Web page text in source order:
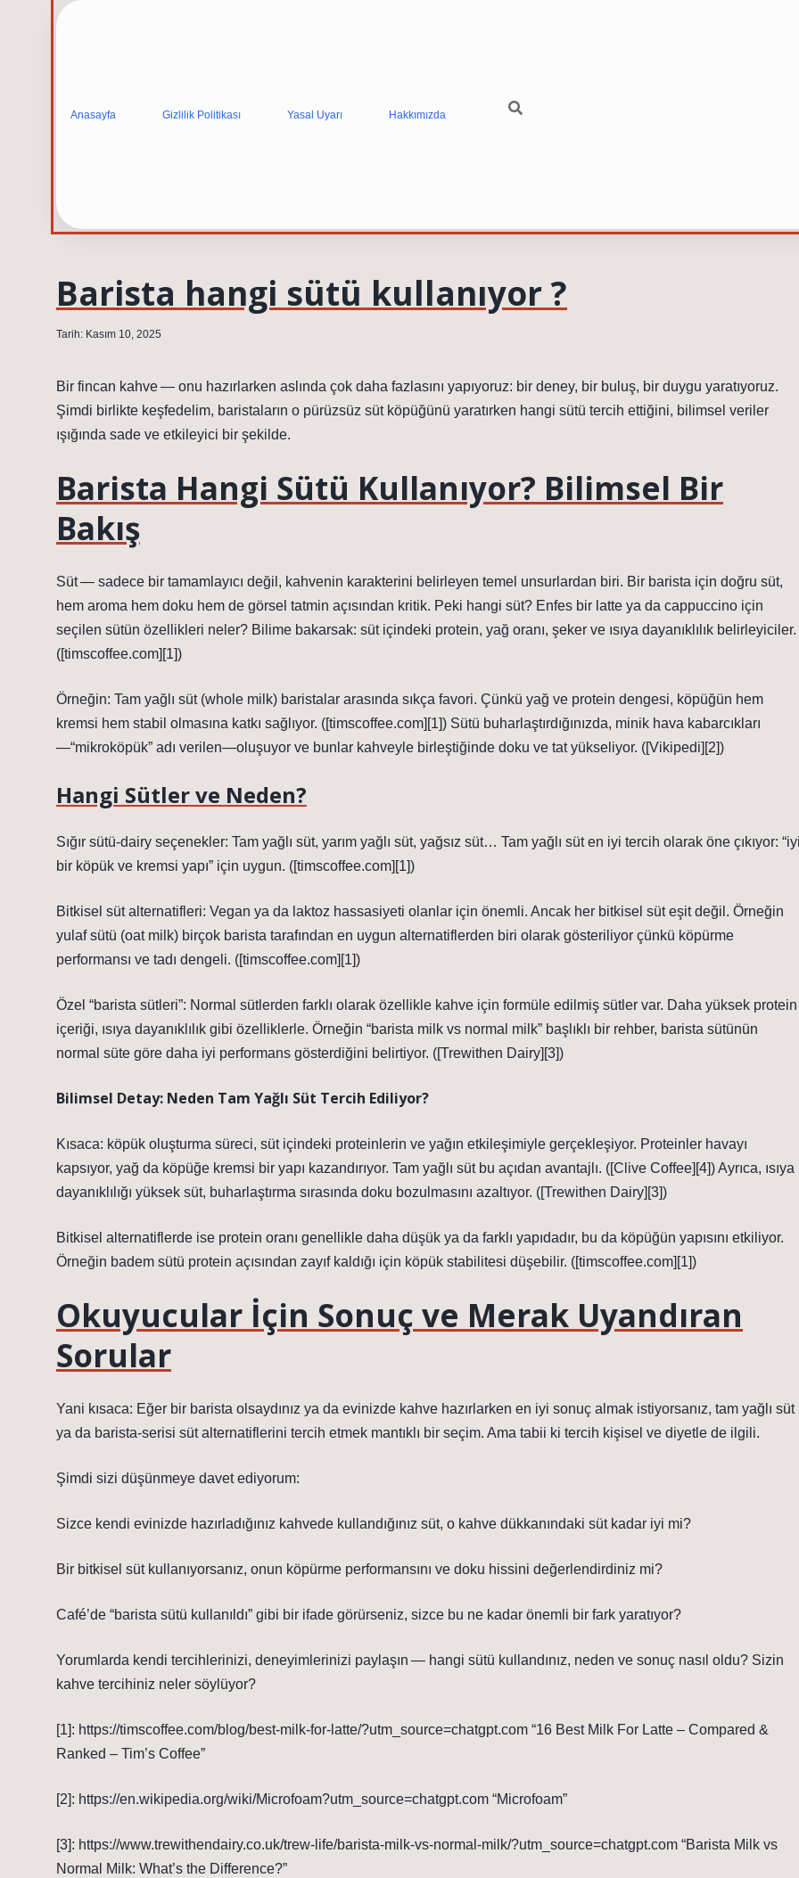
Anasayfa Gizlilik Politikası Yasal Uyarı Hakkımızda
Barista hangi sütü kullanıyor ?
Tarih: Kasım 10, 2025
Bir fincan kahve — onu hazırlarken aslında çok daha fazlasını yapıyoruz: bir deney, bir buluş, bir duygu yaratıyoruz.
Şimdi birlikte keşfedelim, baristaların o pürüzsüz süt köpüğünü yaratırken hangi sütü tercih ettiğini, bilimsel veriler
ışığında sade ve etkileyici bir şekilde.
Barista Hangi Sütü Kullanıyor? Bilimsel Bir
Bakış
Süt — sadece bir tamamlayıcı değil, kahvenin karakterini belirleyen temel unsurlardan biri. Bir barista için doğru süt,
hem aroma hem doku hem de görsel tatmin açısından kritik. Peki hangi süt? Enfes bir latte ya da cappuccino için
seçilen sütün özellikleri neler? Bilime bakarsak: süt içindeki protein, yağ oranı, şeker ve ısıya dayanıklılık belirleyiciler.
([timscoffee.com][1])
Örneğin: Tam yağlı süt (whole milk) baristalar arasında sıkça favori. Çünkü yağ ve protein dengesi, köpüğün hem
kremsi hem stabil olmasına katkı sağlıyor. ([timscoffee.com][1]) Sütü buharlaştırdığınızda, minik hava kabarcıkları
—“mikroköpük” adı verilen—oluşuyor ve bunlar kahveyle birleştiğinde doku ve tat yükseliyor. ([Vikipedi][2])
Hangi Sütler ve Neden?
Sığır sütü‑dairy seçenekler: Tam yağlı süt, yarım yağlı süt, yağsız süt… Tam yağlı süt en iyi tercih olarak öne çıkıyor:
bir köpük ve kremsi yapı” için uygun. ([timscoffee.com][1])
Bitkisel süt alternatifleri: Vegan ya da laktoz hassasiyeti olanlar için önemli. Ancak her bitkisel süt eşit değil. Örneğin
yulaf sütü (oat milk) birçok barista tarafından en uygun alternatiflerden biri olarak gösteriliyor çünkü köpürme
performansı ve tadı dengeli. ([timscoffee.com][1])
Özel “barista sütleri”: Normal sütlerden farklı olarak özellikle kahve için formüle edilmiş sütler var. Daha yüksek protein
içeriği, ısıya dayanıklılık gibi özelliklerle. Örneğin “barista milk vs normal milk” başlıklı bir rehber, barista sütünün
normal süte göre daha iyi performans gösterdiğini belirtiyor. ([Trewithen Dairy][3])
Bilimsel Detay: Neden Tam Yağlı Süt Tercih Ediliyor?
Kısaca: köpük oluşturma süreci, süt içindeki proteinlerin ve yağın etkileşimiyle gerçekleşiyor. Proteinler havayı
kapsıyor, yağ da köpüğe kremsi bir yapı kazandırıyor. Tam yağlı süt bu açıdan avantajlı. ([Clive Coffee][4]) Ayrıca, ısıya
dayanıklılığı yüksek süt, buharlaştırma sırasında doku bozulmasını azaltıyor. ([Trewithen Dairy][3])
Bitkisel alternatiflerde ise protein oranı genellikle daha düşük ya da farklı yapıdadır, bu da köpüğün yapısını etkiliyor.
Örneğin badem sütü protein açısından zayıf kaldığı için köpük stabilitesi düşebilir. ([timscoffee.com][1])
Okuyucular İçin Sonuç ve Merak Uyandıran
Sorular
Yani kısaca: Eğer bir barista olsaydınız ya da evinizde kahve hazırlarken en iyi sonuç almak istiyorsanız, tam yağlı süt
ya da barista‑serisi süt alternatiflerini tercih etmek mantıklı bir seçim. Ama tabii ki tercih kişisel ve diyetle de ilgili.
Şimdi sizi düşünmeye davet ediyorum:
Sizce kendi evinizde hazırladığınız kahvede kullandığınız süt, o kahve dükkanındaki süt kadar iyi mi?
Bir bitkisel süt kullanıyorsanız, onun köpürme performansını ve doku hissini değerlendirdiniz mi?
Café’de “barista sütü kullanıldı” gibi bir ifade görürseniz, sizce bu ne kadar önemli bir fark yaratıyor?
Yorumlarda kendi tercihlerinizi, deneyimlerinizi paylaşın — hangi sütü kullandınız, neden ve sonuç nasıl oldu? Sizin
kahve tercihiniz neler söylüyor?
[1]: https://timscoffee.com/blog/best-milk-for-latte/?utm_source=chatgpt.com “16 Best Milk For Latte – Compared &
Ranked – Tim’s Coffee”
[2]: https://en.wikipedia.org/wiki/Microfoam?utm_source=chatgpt.com “Microfoam”
[3]: https://www.trewithendairy.co.uk/trew-life/barista-milk-vs-normal-milk/?utm_source=chatgpt.com “Barista Milk vs
Normal Milk: What’s the Difference?”